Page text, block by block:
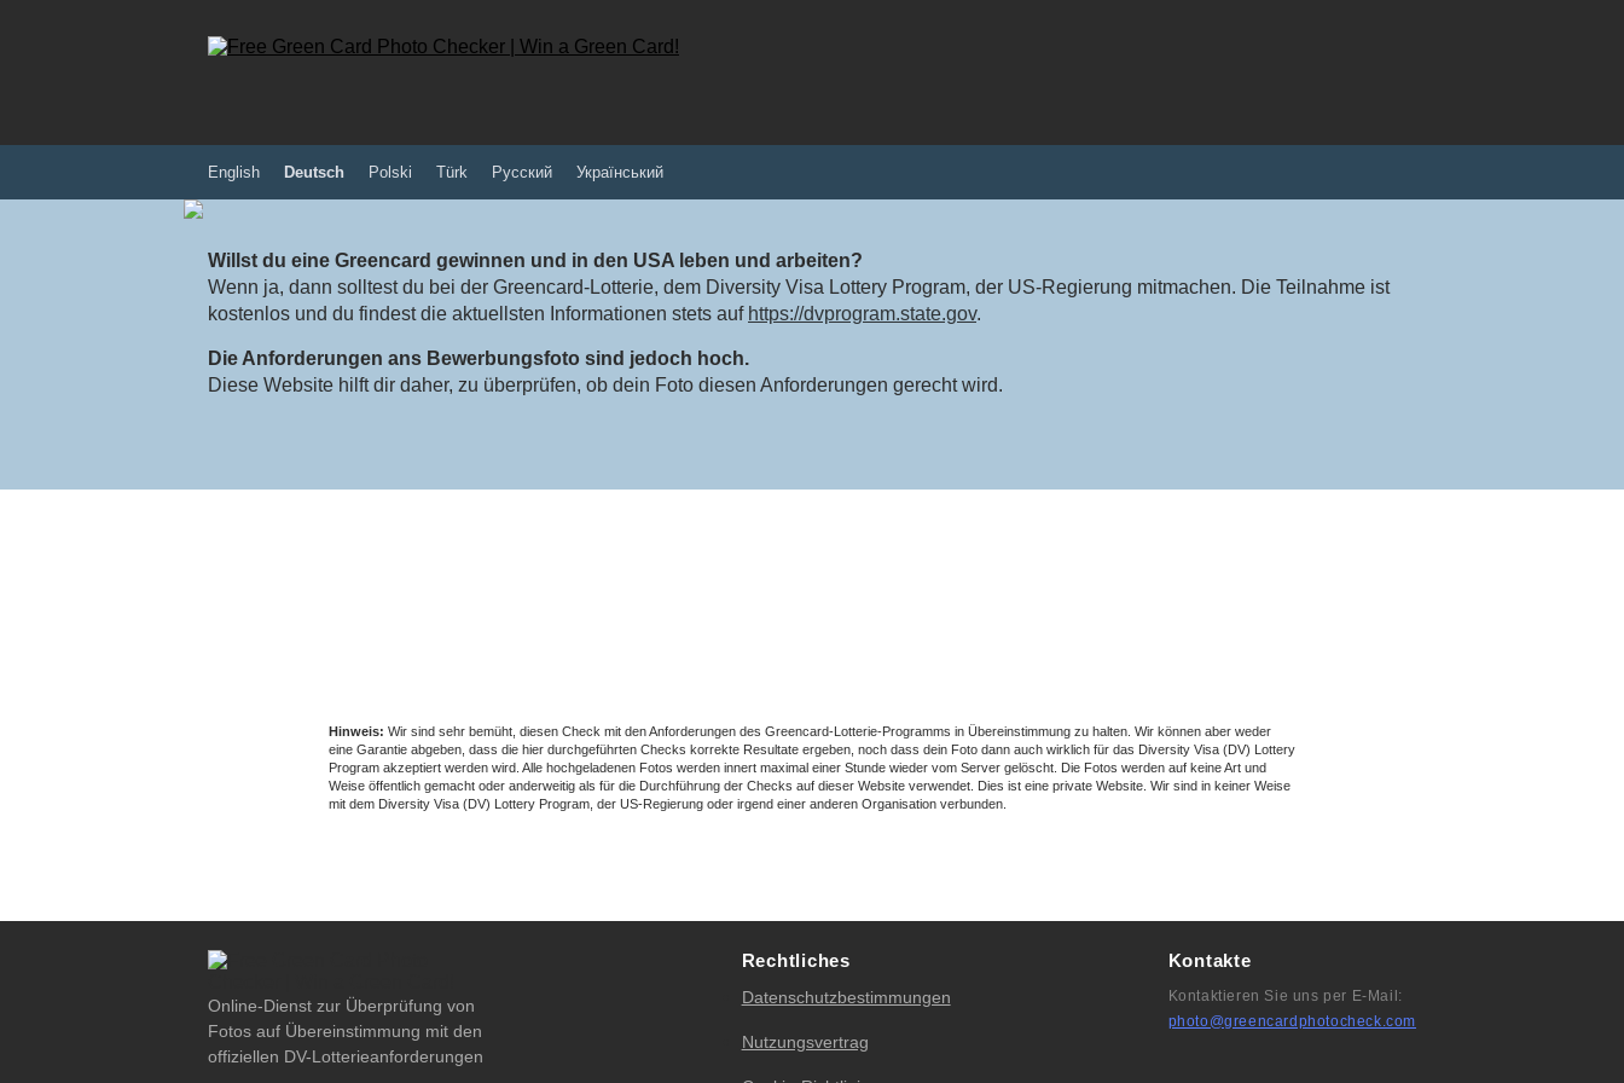
English Deutsch Polski Türk Pусский Український
Willst du eine Greencard gewinnen und in den USA leben und arbeiten?
Wenn ja, dann solltest du bei der Greencard-Lotterie, dem Diversity Visa Lottery Program, der US-Regierung mitmachen. Die Teilnahme ist
kostenlos und du findest die aktuellsten Informationen stets auf https://dvprogram.state.gov.
Die Anforderungen ans Bewerbungsfoto sind jedoch hoch.
Diese Website hilft dir daher, zu überprüfen, ob dein Foto diesen Anforderungen gerecht wird.
Hinweis: Wir sind sehr bemüht, diesen Check mit den Anforderungen des Greencard-Lotterie-Programms in Übereinstimmung zu halten. Wir können aber weder
eine Garantie abgeben, dass die hier durchgeführten Checks korrekte Resultate ergeben, noch dass dein Foto dann auch wirklich für das Diversity Visa (DV) Lottery
Program akzeptiert werden wird. Alle hochgeladenen Fotos werden innert maximal einer Stunde wieder vom Server gelöscht. Die Fotos werden auf keine Art und
Weise öffentlich gemacht oder anderweitig als für die Durchführung der Checks auf dieser Website verwendet. Dies ist eine private Website. Wir sind in keiner Weise
mit dem Diversity Visa (DV) Lottery Program, der US-Regierung oder irgend einer anderen Organisation verbunden.
Online-Dienst zur Überprüfung von
Fotos auf Übereinstimmung mit den
offiziellen DV-Lotterieanforderungen
Rechtliches
Datenschutzbestimmungen
Nutzungsvertrag
Kontakte
Kontaktieren Sie uns per E-Mail:
photo@greencardphotocheck.com